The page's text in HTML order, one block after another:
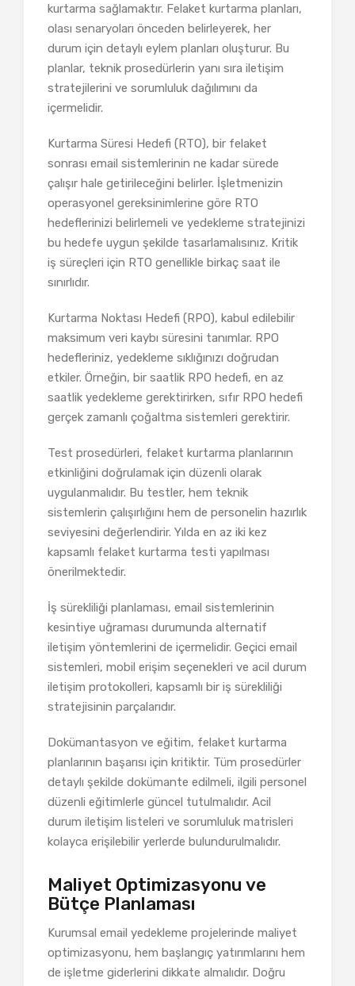
kurtarma sağlamaktır. Felaket kurtarma planları,
olası senaryoları önceden belirleyerek, her
durum için detaylı eylem planları oluşturur. Bu
planlar, teknik prosedürlerin yanı sıra iletişim
stratejilerini ve sorumluluk dağılımını da
içermelidir.
Kurtarma Süresi Hedefi (RTO), bir felaket
sonrası email sistemlerinin ne kadar sürede
çalışır hale getirileceğini belirler. İşletmenizin
operasyonel gereksinimlerine göre RTO
hedeflerinizi belirlemeli ve yedekleme stratejinizi
bu hedefe uygun şekilde tasarlamalısınız. Kritik
iş süreçleri için RTO genellikle birkaç saat ile
sınırlıdır.
Kurtarma Noktası Hedefi (RPO), kabul edilebilir
maksimum veri kaybı süresini tanımlar. RPO
hedefleriniz, yedekleme sıklığınızı doğrudan
etkiler. Örneğin, bir saatlik RPO hedefi, en az
saatlik yedekleme gerektirirken, sıfır RPO hedefi
gerçek zamanlı çoğaltma sistemleri gerektirir.
Test prosedürleri, felaket kurtarma planlarının
etkinliğini doğrulamak için düzenli olarak
uygulanmalıdır. Bu testler, hem teknik
sistemlerin çalışırlığını hem de personelin hazırlık
seviyesini değerlendirir. Yılda en az iki kez
kapsamlı felaket kurtarma testi yapılması
önerilmektedir.
İş sürekliliği planlaması, email sistemlerinin
kesintiye uğraması durumunda alternatif
iletişim yöntemlerini de içermelidir. Geçici email
sistemleri, mobil erişim seçenekleri ve acil durum
iletişim protokolleri, kapsamlı bir iş sürekliliği
stratejisinin parçalarıdır.
Dokümantasyon ve eğitim, felaket kurtarma
planlarının başarısı için kritiktir. Tüm prosedürler
detaylı şekilde dokümante edilmeli, ilgili personel
düzenli eğitimlerle güncel tutulmalıdır. Acil
durum iletişim listeleri ve sorumluluk matrisleri
kolayca erişilebilir yerlerde bulundurulmalıdır.
Maliyet Optimizasyonu ve
Bütçe Planlaması
Kurumsal email yedekleme projelerinde maliyet
optimizasyonu, hem başlangıç yatırımlarını hem
de işletme giderlerini dikkate almalıdır. Doğru